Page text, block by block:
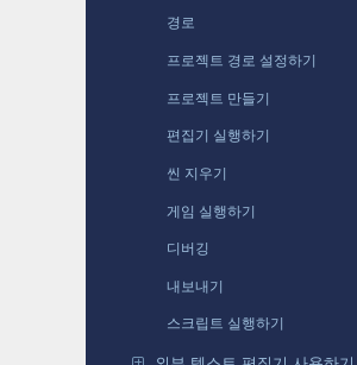
경로
프로젝트 경로 설정하기
프로젝트 만들기
편집기 실행하기
씬 지우기
게임 실행하기
디버깅
내보내기
스크립트 실행하기